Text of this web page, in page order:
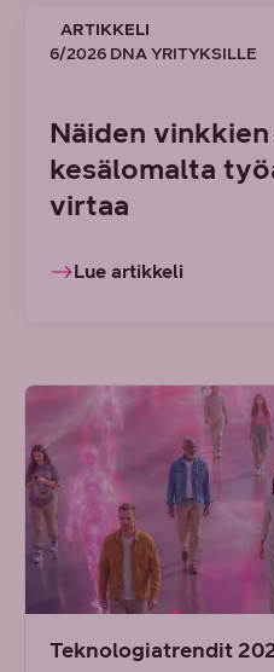
ARTIKKELI
6/2026 DNA YRITYKSILLE
Näiden
kesälomalta
virtaa
Lue artikkeli
Teknologiatrendit